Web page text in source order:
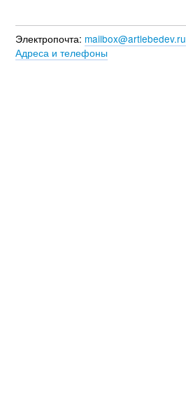
Электропочта: mailbox@artlebedev.ru
Адреса и телефоны